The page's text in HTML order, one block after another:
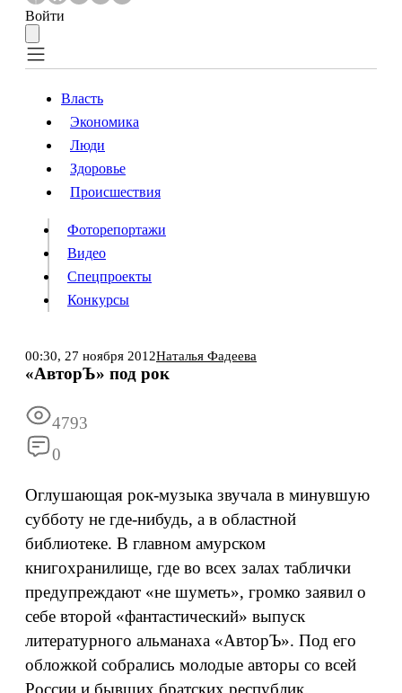
Войти
Власть
Происшествия
Видео
Конкурсы
Информация
Власть
Экономика
Люди
Здоровье
Происшествия
Фоторепортажи
Видео
Спецпроекты
Конкурсы
00:30, 27 ноября 2012Наталья Фадеева
«АвторЪ» под рок
4793
0
Оглушающая рок-музыка звучала в минувшую
субботу не где-нибудь, а в областной
библиотеке. В главном амурском
книгохранилище, где во всех залах таблички
предупреждают «не шуметь», громко заявил о
себе второй «фантастический» выпуск
литературного альманаха «АвторЪ». Под его
обложкой собрались молодые авторы со всей
России и бывших братских республик.